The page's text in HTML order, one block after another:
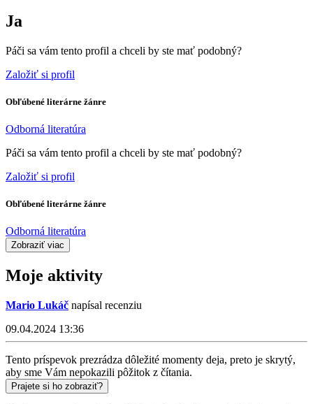
Ja
Páči sa vám tento profil a chceli by ste mať podobný?
Založiť si profil
Obľúbené literárne žánre
Odborná literatúra
Páči sa vám tento profil a chceli by ste mať podobný?
Založiť si profil
Obľúbené literárne žánre
Odborná literatúra
Zobraziť viac
Moje aktivity
Mario Lukáč napísal recenziu
09.04.2024 13:36
Tento príspevok prezrádza dôležité momenty deja, preto je skrytý,
aby sme Vám nepokazili pôžitok z čítania.
Prajete si ho zobraziť?